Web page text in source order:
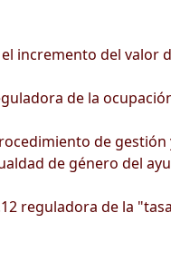
incremento del valor
de la
de
de género del
reguladora de la